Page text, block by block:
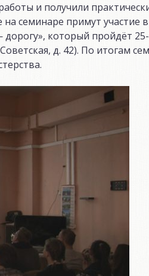
и получили
семинаре примут участие в
который пройдёт 25-
д. 42). По итогам